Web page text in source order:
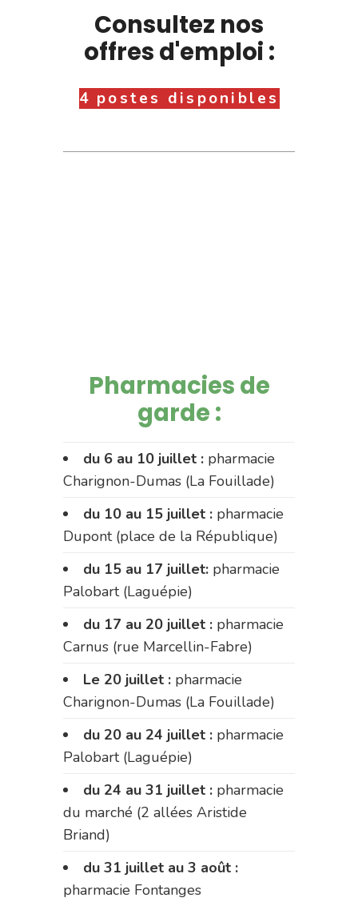
Consultez nos
offres d'emploi :
4 postes disponibles
Pharmacies de
garde :
du 6 au 10 juillet : pharmacie
Charignon-Dumas (La Fouillade)
du 10 au 15 juillet : pharmacie
Dupont (place de la République)
du 15 au 17 juillet: pharmacie
Palobart (Laguépie)
du 17 au 20 juillet : pharmacie
Carnus (rue Marcellin-Fabre)
Le 20 juillet : pharmacie
Charignon-Dumas (La Fouillade)
du 20 au 24 juillet : pharmacie
Palobart (Laguépie)
du 24 au 31 juillet : pharmacie
du marché (2 allées Aristide
Briand)
du 31 juillet au 3 août :
pharmacie Fontanges